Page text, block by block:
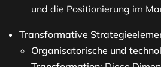
und die Positionierung im
Transformative
Organisatorische und